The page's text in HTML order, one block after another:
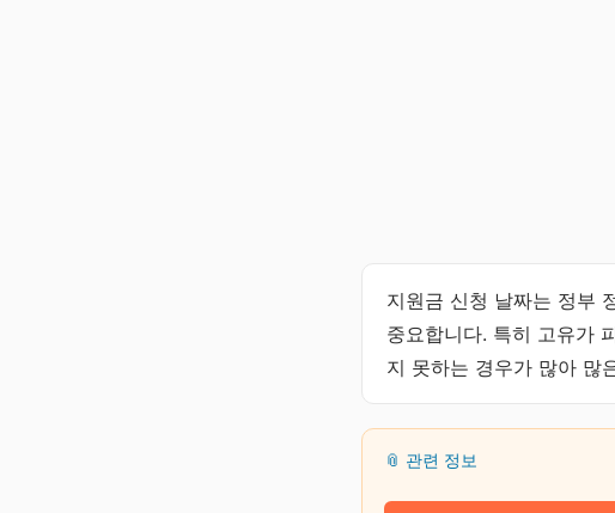
지원금 신청 날짜는 정부
중요합니다. 특히 고유가
지 못하는 경우가 많아 많
📎 관련 정보